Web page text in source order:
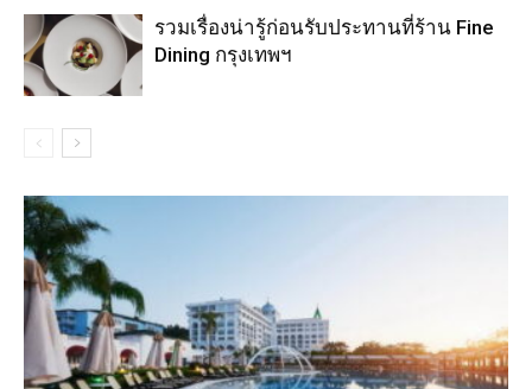
รวมเรื่องน่ารู้ก่อนรับประทานที่ร้าน Fine
Dining กรุงเทพฯ